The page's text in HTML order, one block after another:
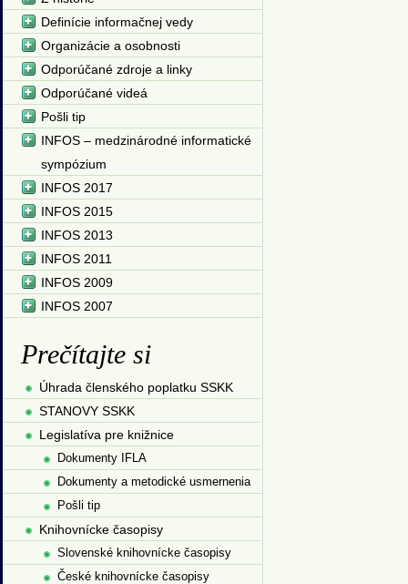
Definície informačnej vedy
Organizácie a osobnosti
Odporúčané zdroje a linky
Odporúčané videá
Pošli tip
INFOS – medzinárodné informatické
sympózium
INFOS 2017
INFOS 2015
INFOS 2013
INFOS 2011
INFOS 2009
INFOS 2007
Prečítajte si
Úhrada členského poplatku SSKK
STANOVY SSKK
Legislatíva pre knižnice
Dokumenty IFLA
Dokumenty a metodické usmernenia
Pošli tip
Knihovnícke časopisy
Slovenské knihovnícke časopisy
České knihovnícke časopisy